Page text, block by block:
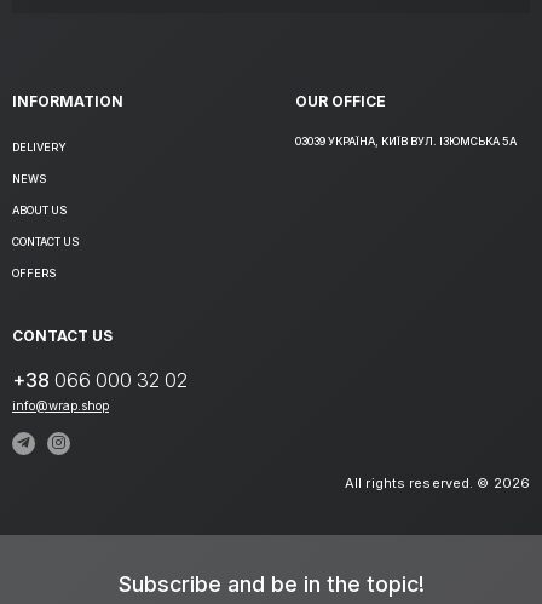
INFORMATION
DELIVERY
NEWS
ABOUT US
CONTACT US
OFFERS
OUR OFFICE
03039 УКРАЇНА, КИЇВ ВУЛ. ІЗЮМСЬКА 5А
CONTACT US
+38 066 000 32 02
info@wrap.shop
All rights reserved. © 2026
Subscribe and be in the topic!